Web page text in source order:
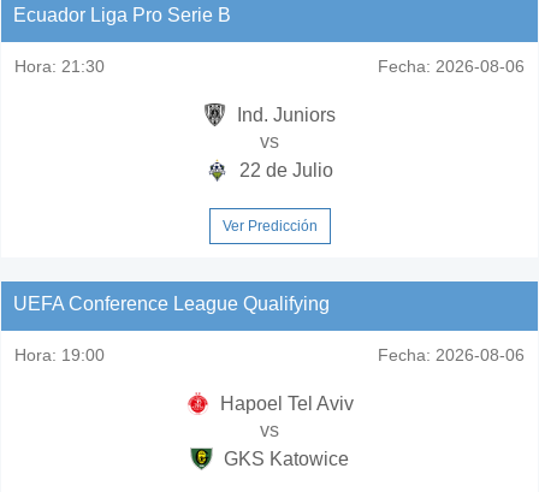
Ecuador Liga Pro Serie B
Hora: 21:30 Fecha: 2026-08-06
Ind. Juniors
vs
22 de Julio
Ver Predicción
UEFA Conference League Qualifying
Hora: 19:00 Fecha: 2026-08-06
Hapoel Tel Aviv
vs
GKS Katowice